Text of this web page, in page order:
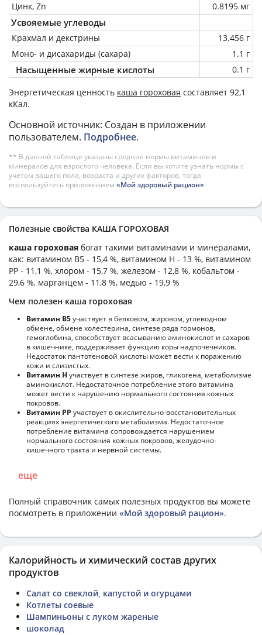
Цинк, Zn 0.8195 мг
Усвояемые углеводы
Крахмал и декстрины
13.456 г
Моно- и дисахариды (сахара)
1.1 г
Насыщенные жирные кислоты 0.1 г
Энергетическая ценность каша гороховая составляет 92,1
кКал.
Основной источник: Создан в приложении
пользователем. Подробнее.
** В данной таблице указаны средние нормы витаминов и
минералов для взрослого человека. Если вы хотите узнать нормы с
учетом вашего пола, возраста и других факторов, тогда
воспользуйтесь приложением «Мой здоровый рацион».
Полезные свойства КАША ГОРОХОВАЯ
каша гороховая богат такими витаминами и минералами,
как: витамином B5 - 15,4 %, витамином H - 13 %, витамином
PP - 11,1 %, хлором - 15,7 %, железом - 12,8 %, кобальтом -
29,6 %, марганцем - 11,8 %, медью - 19,9 %
Чем полезен каша гороховая
Витамин В5участвует в белковом, жировом, углеводном
обмене, обмене холестерина, синтезе ряда гормонов,
гемоглобина, способствует всасыванию аминокислот и сахаров
в кишечнике, поддерживает функцию коры надпочечников.
Недостаток пантотеновой кислоты может вести к поражению
кожи и слизистых.
Витамин Н участвует в синтезе жиров, гликогена, метаболизме
аминокислот. Недостаточное потребление этого витамина
может вести к нарушению нормального состояния кожных
покровов.
Витамин РР участвует в окислительно-восстановительных
реакциях энергетического метаболизма. Недостаточное
потребление витамина сопровождается нарушением
нормального состояния кожных покровов, желудочно-
кишечного тракта и нервной системы.
еще
Полный справочник самых полезных продуктов вы можете
посмотреть в приложении «Мой здоровый рацион».
Калорийность и химический состав других
продуктов
Салат со свеклой, капустой и огурцами
Котлеты соевые
Шампиньоны с луком жареные
шоколад